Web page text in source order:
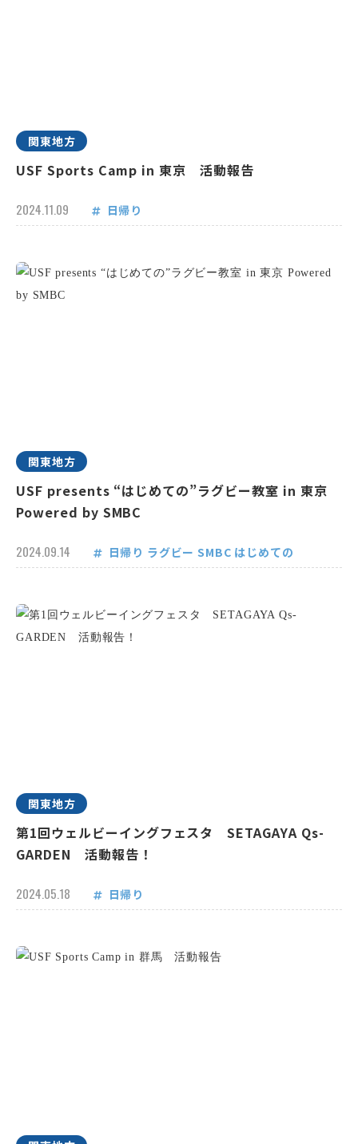
関東地方
USF Sports Camp in 東京 活動報告
2024.11.09 日帰り
関東地方
USF presents “はじめての”ラグビー教室 in 東京
Powered by SMBC
2024.09.14 日帰り ラグビー SMBC はじめての
関東地方
第1回ウェルビーイングフェスタ SETAGAYA Qs-
GARDEN 活動報告！
2024.05.18 日帰り